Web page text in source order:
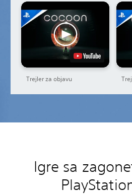
Trejler za objavu
Igre sa